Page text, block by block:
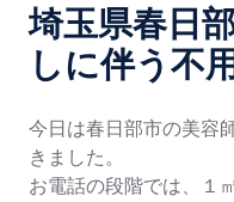
埼玉県春日
しに伴う不
今日は春日部市の美容
きました。
お電話の段階では、１